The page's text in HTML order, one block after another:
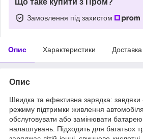
Замовлення під захистом
Опис Характеристики Доставка
Опис
Швидка та ефективна зарядка: завдяки
режиму підтримки живлення
обслуговувати або замінювати
налаштувань. Підходить для багатьох